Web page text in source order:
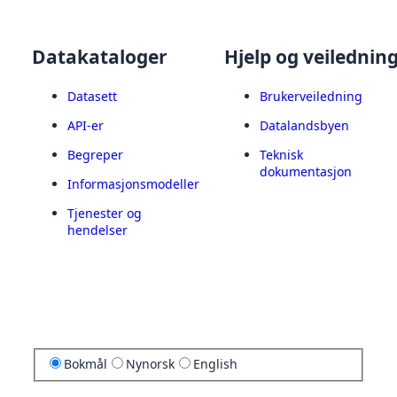
Datakataloger
Datasett
API-er
Begreper
Informasjonsmodeller
Tjenester og
hendelser
Hjelp og
Brukerveiledning
Datalandsbyen
Teknisk
dokumentasjon
Bokmål Nynorsk English